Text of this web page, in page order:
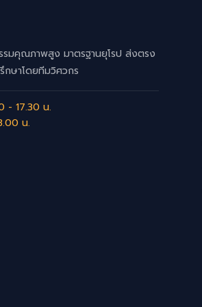
รมคุณภาพสูง มาตรฐานยุโรป ส่งตรง
กษาโดยทีมวิศวกร
- 17.30 น.
น.